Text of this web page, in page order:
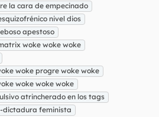
la cara de empecinado
nivel dios
apestoso
woke woke woke
woke progre woke woke
woke woke woke
atrincherado en los tags
dictadura feminista